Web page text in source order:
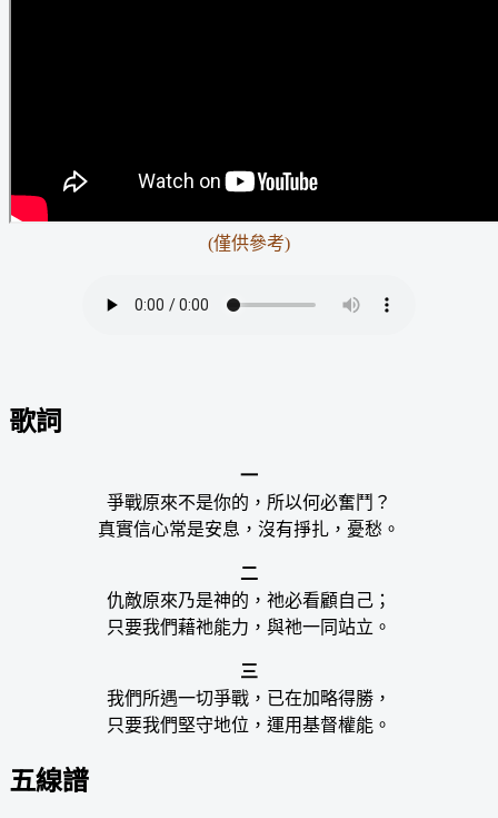
(僅供參考)
歌詞
一
爭戰原來不是你的，所以何必奮鬥？
真實信心常是安息，沒有掙扎，憂愁。
二
仇敵原來乃是神的，祂必看顧自己；
只要我們藉祂能力，與祂一同站立。
三
我們所遇一切爭戰，已在加略得勝，
只要我們堅守地位，運用基督權能。
五線譜